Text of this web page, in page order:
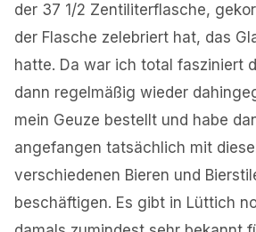
der 37 1/2 Zentiliterflasche,
der Flasche zelebriert hat, das
hatte. Da war ich total fasziniert
dann regelmäßig wieder
mein Geuze bestellt und habe
angefangen tatsächlich mit
verschiedenen Bieren und
beschäftigen. Es gibt in Lüttich